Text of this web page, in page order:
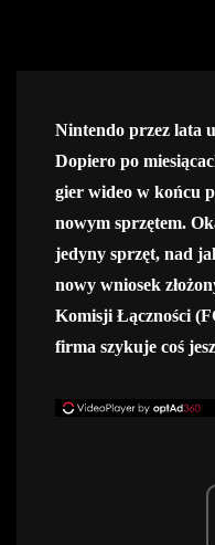
Nintendo przez lata
Dopiero po
gier wideo w końcu
nowym sprzętem.
jedyny sprzęt, nad
nowy wniosek
Komisji Łączności
firma szykuje coś